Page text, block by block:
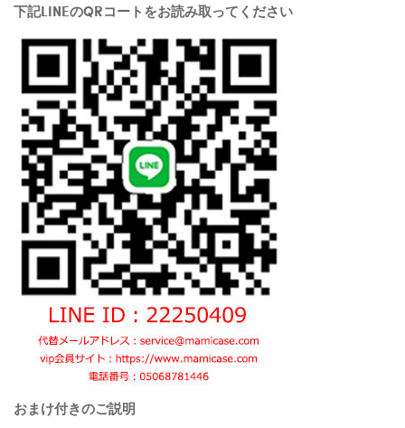
下記LINEのQRコートをお読み取ってください
おまけ付きのご説明